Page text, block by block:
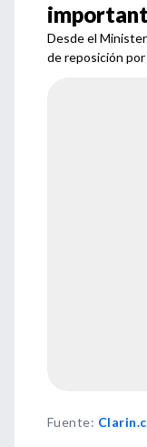
Desde el
de reposición
Fuente: